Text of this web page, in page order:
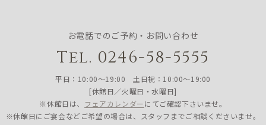
お電話でのご予約・お問い合わせ
Tel. 0246-58-5555
平日：10:00〜19:00 土日祝：10:00〜19:00
[休館日／火曜日・水曜日]
※休館日は、 フェアカレンダーにてご確認下さいませ。
※休館日にご宴会などご希望の場合は、スタッフまでご相談くださいませ。